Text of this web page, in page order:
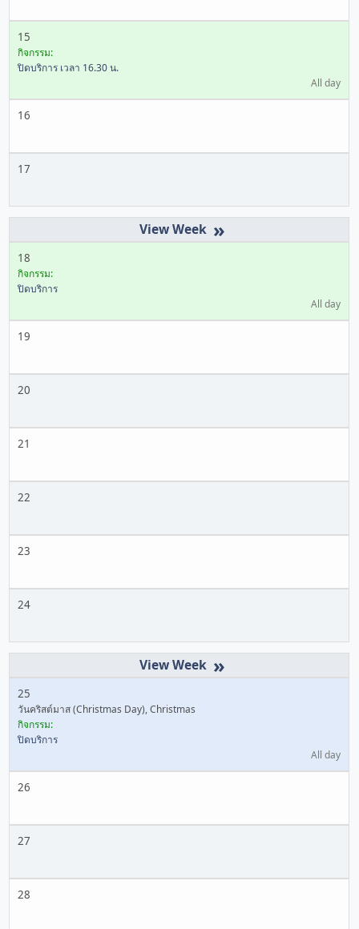
15
กิจกรรม:
ปิดบริการ เวลา 16.30 น.
All day
16
17
»
18
กิจกรรม:
ปิดบริการ
All day
19
20
21
22
23
24
»
25
วันคริสต์มาส (Christmas Day), Christmas
กิจกรรม:
ปิดบริการ
All day
26
27
28